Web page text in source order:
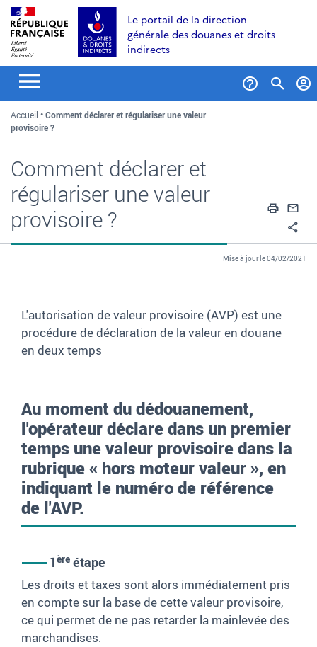
Aller
au
contenu
Aller
recherche
Aller
au
menu
Le portail de la direction
générale des douanes et droits
indirects
Accueil
Comment déclarer et régulariser une valeur
provisoire ?
Comment déclarer et
régulariser une valeur
provisoire ?
Mise à jour le 04/02/2021
L'autorisation de valeur provisoire (AVP) est une
procédure de déclaration de la valeur en douane
en deux temps
Au moment du dédouanement,
l'opérateur déclare dans un premier
temps une valeur provisoire dans la
rubrique « hors moteur valeur », en
indiquant le numéro de référence
de l'AVP.
1ère étape
Les droits et taxes sont alors immédiatement pris
en compte sur la base de cette valeur provisoire,
ce qui permet de ne pas retarder la mainlevée des
marchandises.